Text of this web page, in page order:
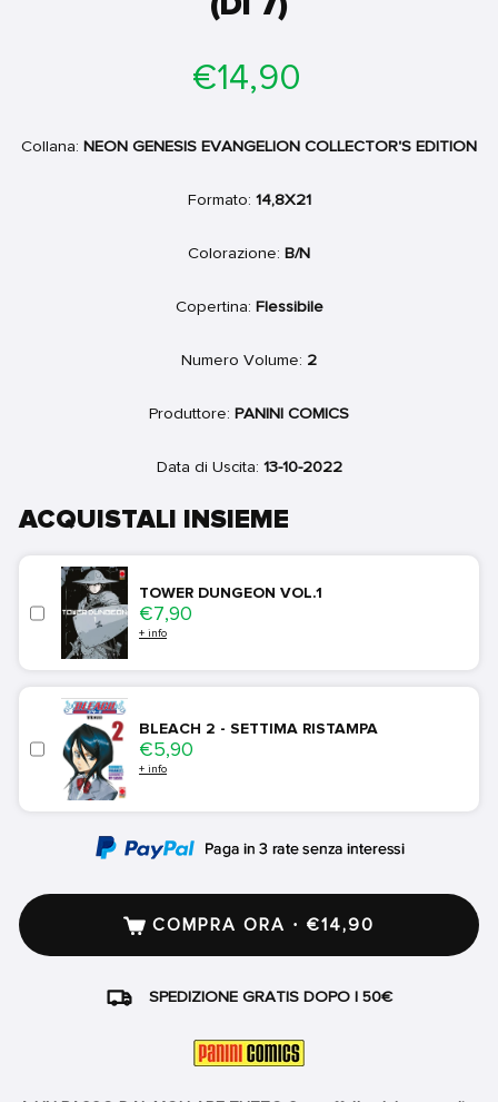
Prezzo
di
€14,90
Collana: NEON GENESIS EVANGELION COLLECTOR'S EDITION
Formato: 14,8X21
Colorazione: B/N
Copertina: Flessibile
Numero Volume: 2
Produttore: PANINI COMICS
Data di Uscita: 13-10-2022
ACQUISTALI INSIEME
TOWER DUNGEON VOL.1
Price
€7,90
+ info
BLEACH 2 - SETTIMA RISTAMPA
Price
€5,90
+ info
COMPRA ORA · €14,90
SPEDIZIONE GRATIS DOPO I 50€